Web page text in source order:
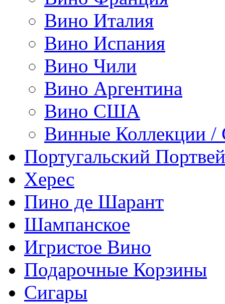
Вино Италия
Вино Испания
Вино Чили
Вино Аргентина
Вино США
Винные Коллекции /
Португальский
Херес
Пино де Шарант
Шампанское
Игристое Вино
Подарочные Корзины
Сигары